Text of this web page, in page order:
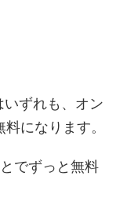
ずれも、オン
になります。
でずっと無料